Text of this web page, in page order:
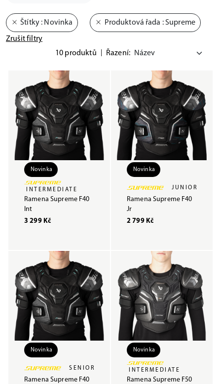
Štítky : Novinka Produktová řada : Supreme
Zrušit filtry
10 produktů
Řazení:
Novinka
INTERMEDIATE
Ramena Supreme F40
Int
3 299 Kč
Novinka
JUNIOR
Ramena Supreme F40
Jr
2 799 Kč
Novinka
SENIOR
Ramena Supreme F40
Novinka
INTERMEDIATE
Ramena Supreme F50